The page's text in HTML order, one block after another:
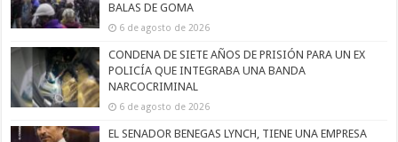
BALAS DE GOMA
6 de agosto de 2026
CONDENA DE SIETE AÑOS DE PRISIÓN PARA UN EX
POLICÍA QUE INTEGRABA UNA BANDA
NARCOCRIMINAL
6 de agosto de 2026
EL SENADOR BENEGAS LYNCH, TIENE UNA EMPRESA